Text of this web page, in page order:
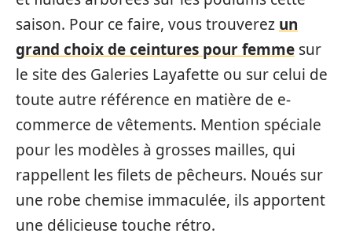
saison. Pour ce faire, vous trouverez un
grand choix de ceintures pour femme sur
le site des Galeries Layafette ou sur celui de
toute autre référence en matière de e-
commerce de vêtements. Mention spéciale
pour les modèles à grosses mailles, qui
rappellent les filets de pêcheurs. Noués sur
une robe chemise immaculée, ils apportent
une délicieuse touche rétro.